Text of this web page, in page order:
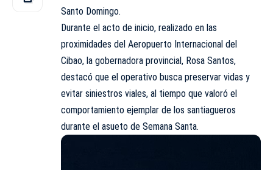
Santo Domingo.
Durante el acto de inicio, realizado en las
proximidades del Aeropuerto Internacional del
Cibao, la gobernadora provincial, Rosa Santos,
destacó que el operativo busca preservar vidas y
evitar siniestros viales, al tiempo que valoró el
comportamiento ejemplar de los santiagueros
durante el asueto de Semana Santa.